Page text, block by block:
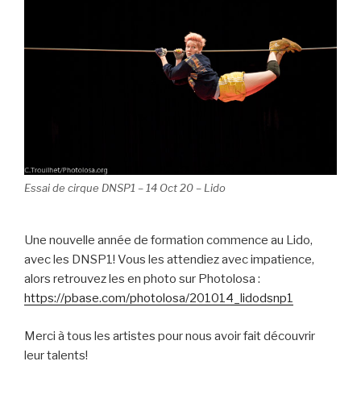
Essai de cirque DNSP1 – 14 Oct 20 – Lido
Une nouvelle année de formation commence au Lido,
avec les DNSP1! Vous les attendiez avec impatience,
alors retrouvez les en photo sur Photolosa :
https://pbase.com/photolosa/201014_lidodsnp1
Merci à tous les artistes pour nous avoir fait découvrir
leur talents!